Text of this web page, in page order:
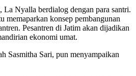
La Nyalla berdialog dengan para santri.
memaparkan konsep pembangunan
Pesantren di Jatim akan dijadikan
ekonomi umat.
Sasmitha Sari, pun menyampaikan